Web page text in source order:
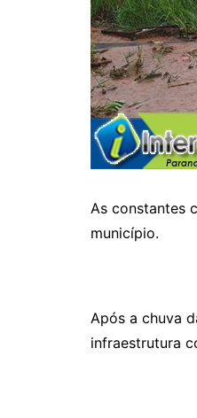
As constantes
município.
Após a chuva
infraestrutura